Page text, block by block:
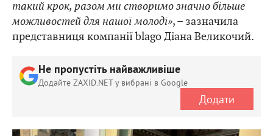
такий крок, разом ми створимо значно більше
можливостей для нашої молоді», – зазначила
представниця компанії blago Діана Великочий.
Не пропустіть найважливіше
Додайте ZAXID.NET у вибрані в Google
Додати